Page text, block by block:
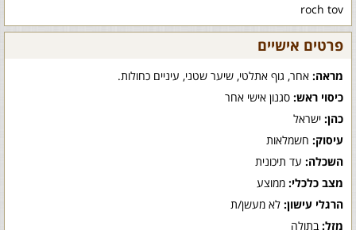
roch tov
פרטים אישיים
מראה: אחר, גוף אתלטי, שיער שטני, עיניים כחולות.
כיסוי ראש: סגנון אישי אחר
כהן: ישראל
עיסוק: חשמלאות
השכלה: עד תיכונית
מצב כלכלי: ממוצע
הרגלי עישון: לא מעשן/ת
מזל: בתולה